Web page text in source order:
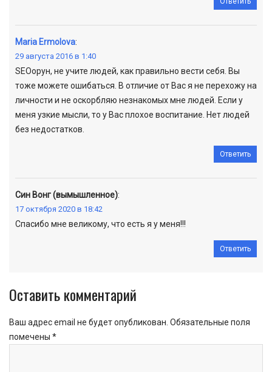
Maria Ermolova:
29 августа 2016 в 1:40
SEOорун, не учите людей, как правильно вести себя. Вы
тоже можете ошибаться. В отличие от Вас я не перехожу на
личности и не оскорбляю незнакомых мне людей. Если у
меня узкие мысли, то у Вас плохое воспитание. Нет людей
без недостатков.
Ответить
Син Вонг (вымышленное):
17 октября 2020 в 18:42
Спасибо мне великому, что есть я у меня!!!
Ответить
Оставить комментарий
Ваш адрес email не будет опубликован. Обязательные поля
помечены *